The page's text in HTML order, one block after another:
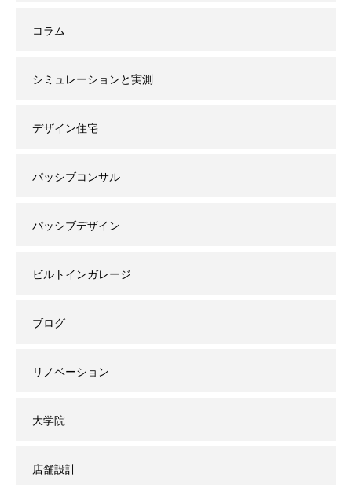
コラム
シミュレーションと実測
デザイン住宅
パッシブコンサル
パッシブデザイン
ビルトインガレージ
ブログ
リノベーション
大学院
店舗設計